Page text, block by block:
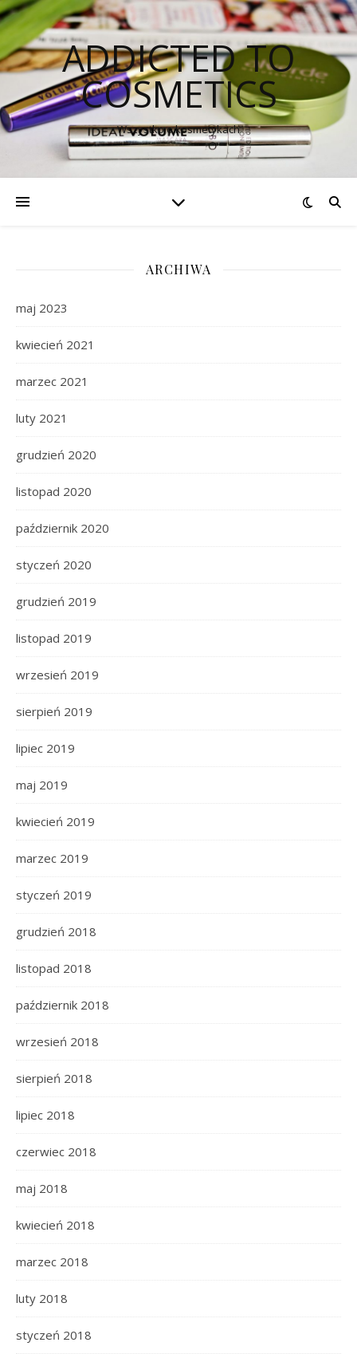
ADDICTED TO
COSMETICS
Wszystko o kosmetykach
ARCHIWA
maj 2023
kwiecień 2021
marzec 2021
luty 2021
grudzień 2020
listopad 2020
październik 2020
styczeń 2020
grudzień 2019
listopad 2019
wrzesień 2019
sierpień 2019
lipiec 2019
maj 2019
kwiecień 2019
marzec 2019
styczeń 2019
grudzień 2018
listopad 2018
październik 2018
wrzesień 2018
sierpień 2018
lipiec 2018
czerwiec 2018
maj 2018
kwiecień 2018
marzec 2018
luty 2018
styczeń 2018